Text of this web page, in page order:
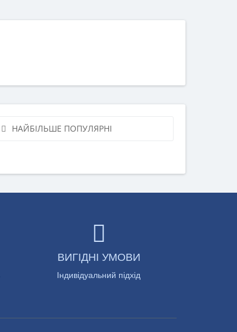
НАЙБІЛЬШЕ ПОПУЛЯРНІ
ВИГІДНІ УМОВИ
Індивідуальний підхід